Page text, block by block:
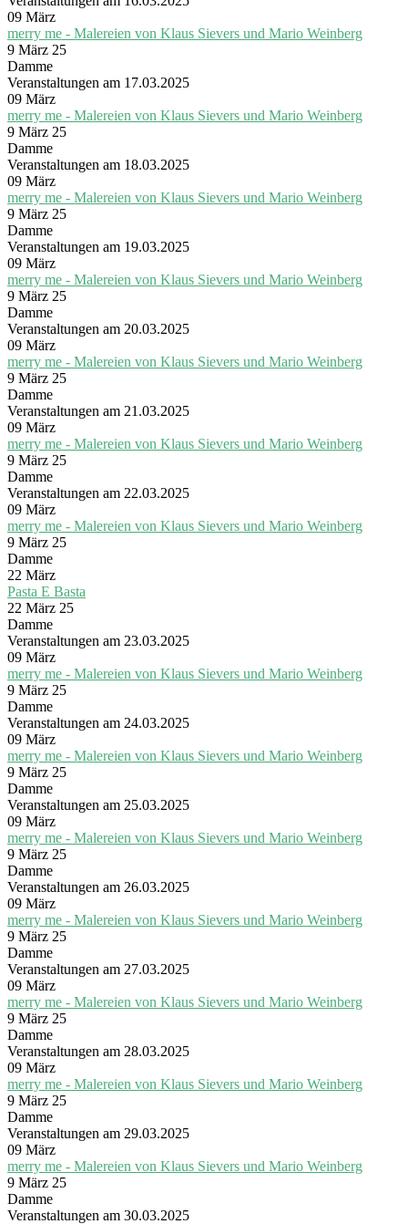
09 März
merry me - Malereien von Klaus Sievers und Mario Weinberg
9 März 25
Damme
Veranstaltungen am 17.03.2025
09 März
merry me - Malereien von Klaus Sievers und Mario Weinberg
9 März 25
Damme
Veranstaltungen am 18.03.2025
09 März
merry me - Malereien von Klaus Sievers und Mario Weinberg
9 März 25
Damme
Veranstaltungen am 19.03.2025
09 März
merry me - Malereien von Klaus Sievers und Mario Weinberg
9 März 25
Damme
Veranstaltungen am 20.03.2025
09 März
merry me - Malereien von Klaus Sievers und Mario Weinberg
9 März 25
Damme
Veranstaltungen am 21.03.2025
09 März
merry me - Malereien von Klaus Sievers und Mario Weinberg
9 März 25
Damme
Veranstaltungen am 22.03.2025
09 März
merry me - Malereien von Klaus Sievers und Mario Weinberg
9 März 25
Damme
22 März
Pasta E Basta
22 März 25
Damme
Veranstaltungen am 23.03.2025
09 März
merry me - Malereien von Klaus Sievers und Mario Weinberg
9 März 25
Damme
Veranstaltungen am 24.03.2025
09 März
merry me - Malereien von Klaus Sievers und Mario Weinberg
9 März 25
Damme
Veranstaltungen am 25.03.2025
09 März
merry me - Malereien von Klaus Sievers und Mario Weinberg
9 März 25
Damme
Veranstaltungen am 26.03.2025
09 März
merry me - Malereien von Klaus Sievers und Mario Weinberg
9 März 25
Damme
Veranstaltungen am 27.03.2025
09 März
merry me - Malereien von Klaus Sievers und Mario Weinberg
9 März 25
Damme
Veranstaltungen am 28.03.2025
09 März
merry me - Malereien von Klaus Sievers und Mario Weinberg
9 März 25
Damme
Veranstaltungen am 29.03.2025
09 März
merry me - Malereien von Klaus Sievers und Mario Weinberg
9 März 25
Damme
Veranstaltungen am 30.03.2025